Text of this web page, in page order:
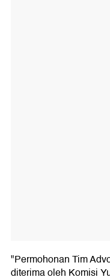
"Permohonan Tim
diterima oleh Komisi